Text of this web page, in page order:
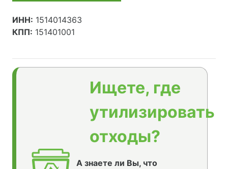
ИНН: 1514014363
КПП: 151401001
Ищете, где
утилизировать
отходы?
А знаете ли Вы, что